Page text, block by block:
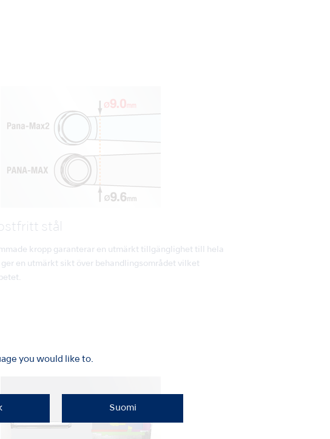
you would like to.
Suomi
stål
kropp garanterar en utmärkt tillgänglighet till hela
en utmärkt sikt över behandlingsområdet vilket